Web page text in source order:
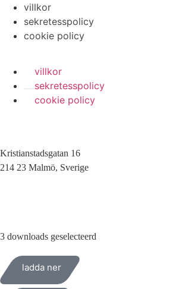
villkor
sekretesspolicy
cookie policy
villkor
sekretesspolicy
cookie policy
Kristianstadsgatan 16
214 23 Malmö, Sverige
3 downloads geselecteerd
ladda ner